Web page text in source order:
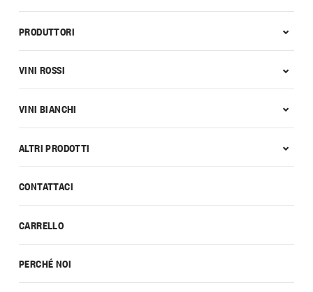
CONTATTACI
CARRELLO
PERCHÉ NOI
PRODUTTORI
VINI ROSSI
VINI BIANCHI
ALTRI PRODOTTI